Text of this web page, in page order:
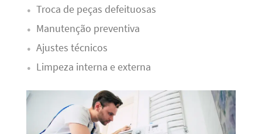
Troca de peças defeituosas
Manutenção preventiva
Ajustes técnicos
Limpeza interna e externa